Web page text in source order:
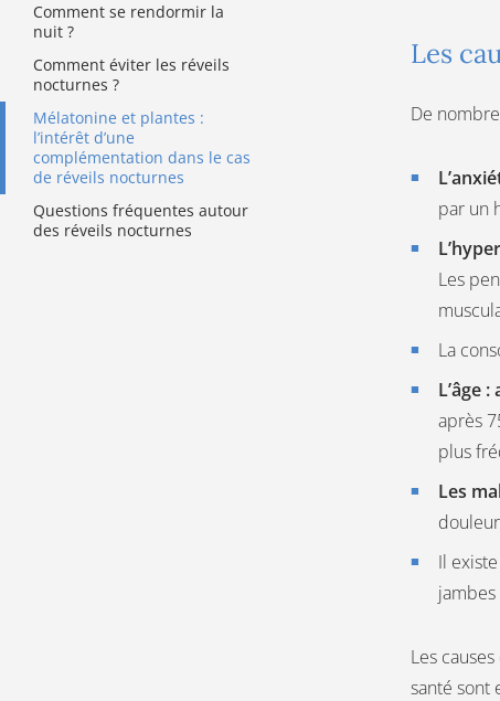
Les
De
par un
Les
La
L’âge
après
plus
Les
Il
Les
santé sont
Comment se rendormir la
nuit ?
Comment éviter les réveils
nocturnes ?
Mélatonine et plantes :
l’intérêt d’une
complémentation dans le cas
de réveils nocturnes
Questions fréquentes autour
des réveils nocturnes